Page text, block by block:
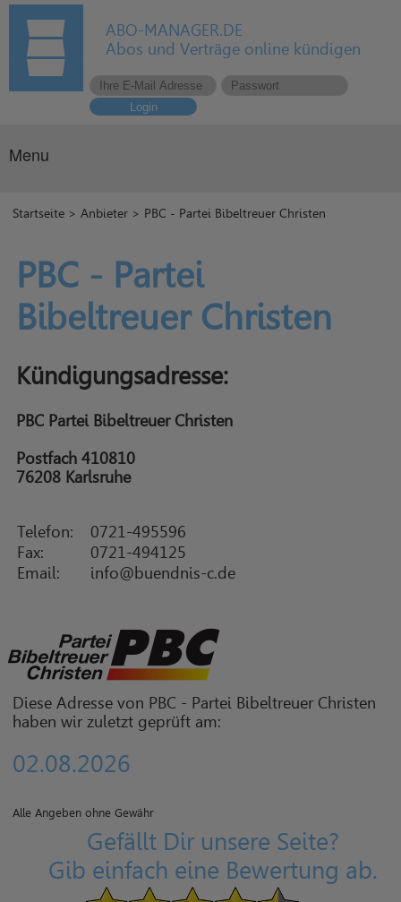
ABO-MANAGER.DE
Abos und Verträge online kündigen
Login
Menu
Startseite >Anbieter > PBC - Partei Bibeltreuer Christen
PBC - Partei
Bibeltreuer Christen
Kündigungsadresse:
PBC Partei Bibeltreuer Christen
Postfach 410810
76208 Karlsruhe
Telefon:
0721-495596
Fax:
0721-494125
Email:
info@buendnis-c.de
Diese Adresse von PBC - Partei Bibeltreuer Christen
haben wir zuletzt geprüft am:
02.08.2026
Alle Angeben ohne Gewähr
Gefällt Dir unsere Seite?
Gib einfach eine Bewertung ab.